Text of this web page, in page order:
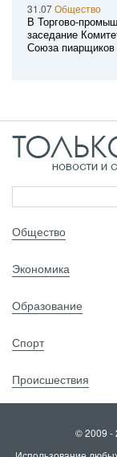
31.07Общество
В Торгово-
заседание
Союза пиарщиков
Общество
Экономика
Образование
Спорт
Происшествия
© 2009 -